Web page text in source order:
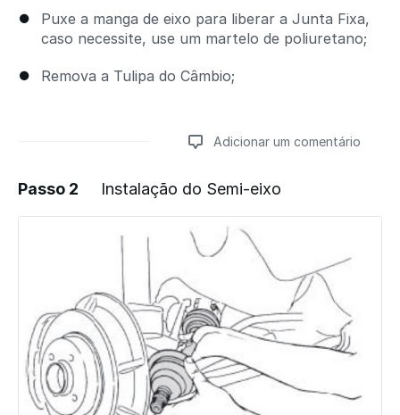
Puxe a manga de eixo para liberar a Junta Fixa,
caso necessite, use um martelo de poliuretano;
Remova a Tulipa do Câmbio;
Adicionar um comentário
Adicionar um comentário
Passo 2 Instalação do Semi-eixo